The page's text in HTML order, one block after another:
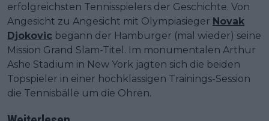
erfolgreichsten Tennisspielers der Geschichte. Von
Angesicht zu Angesicht mit Olympiasieger Novak
Djokovic begann der Hamburger (mal wieder) seine
Mission Grand Slam-Titel. Im monumentalen Arthur
Ashe Stadium in New York jagten sich die beiden
Topspieler in einer hochklassigen Trainings-Session
die Tennisbälle um die Ohren.